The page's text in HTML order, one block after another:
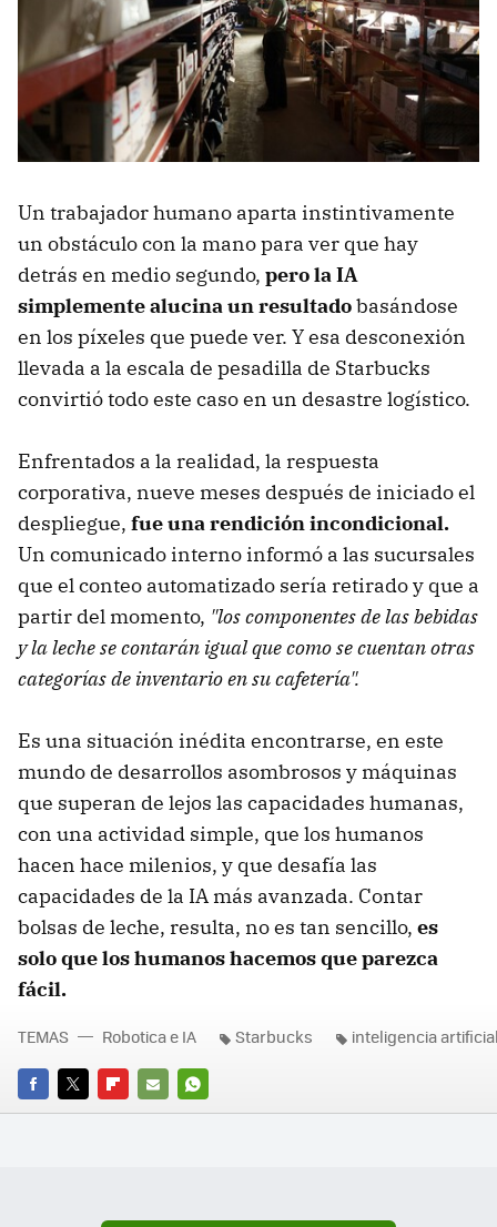
Un trabajador humano aparta instintivamente
un obstáculo con la mano para ver que hay
detrás en medio segundo, pero la IA
simplemente alucina un resultadobasándose
en los píxeles que puede ver. Y esa desconexión
llevada a la escala de pesadilla de Starbucks
convirtió todo este caso en un desastre logístico.
Enfrentados a la realidad, la respuesta
corporativa, nueve meses después de iniciado el
despliegue, fue una rendición incondicional.
Un comunicado interno informó a las sucursales
que el conteo automatizado sería retirado y que a
partir del momento, "los componentes de las bebidas
y la leche se contarán igual que como se cuentan otras
categorías de inventario en su cafetería".
Es una situación inédita encontrarse, en este
mundo de desarrollos asombrosos y máquinas
que superan de lejos las capacidades humanas,
con una actividad simple, que los humanos
hacen hace milenios, y que desafía las
capacidades de la IA más avanzada. Contar
bolsas de leche, resulta, no es tan sencillo, es
solo que los humanos hacemos que parezca
fácil.
FACEBOOK
TWITTERFLIPBOARD
E-
WHATSAPP
TEMAS Robotica e IA Starbucks inteligencia